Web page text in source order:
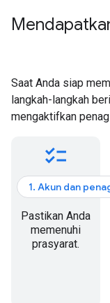
Saat Anda siap
langkah-langkah
mengaktifkan
checklist
1. Akun dan
Pastikan Anda
memenuhi
prasyarat.